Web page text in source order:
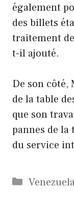
également
des billets
traitement
t-il ajouté.
De son côté,
de la table
que son
pannes de la
du service
Catégories
Venezuela